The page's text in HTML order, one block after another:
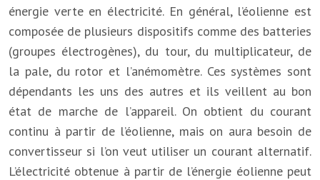
énergie verte en électricité. En général, l’éolienne est
composée de plusieurs dispositifs comme des batteries
(groupes électrogènes), du tour, du multiplicateur, de
la pale, du rotor et l’anémomètre. Ces systèmes sont
dépendants les uns des autres et ils veillent au bon
état de marche de l’appareil. On obtient du courant
continu à partir de l’éolienne, mais on aura besoin de
convertisseur si l’on veut utiliser un courant alternatif.
L’électricité obtenue à partir de l’énergie éolienne peut